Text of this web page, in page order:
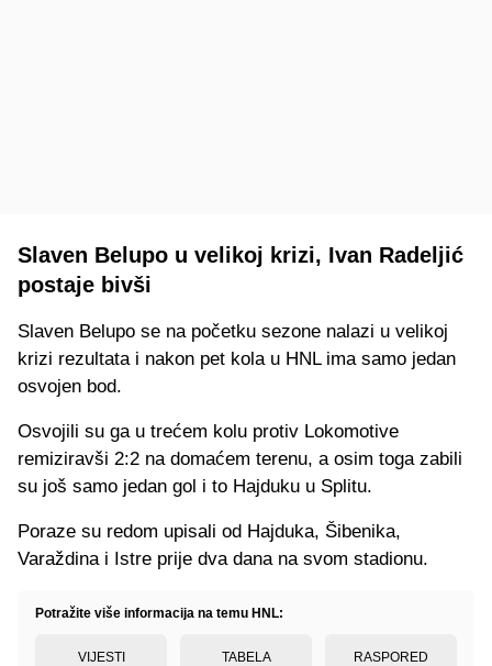
Slaven Belupo u velikoj krizi, Ivan Radeljić
postaje bivši
Slaven Belupo se na početku sezone nalazi u velikoj
krizi rezultata i nakon pet kola u HNL ima samo jedan
osvojen bod.
Osvojili su ga u trećem kolu protiv Lokomotive
remiziravši 2:2 na domaćem terenu, a osim toga zabili
su još samo jedan gol i to Hajduku u Splitu.
Poraze su redom upisali od Hajduka, Šibenika,
Varaždina i Istre prije dva dana na svom stadionu.
Potražite više informacija na temu HNL:
VIJESTI TABELA RASPORED